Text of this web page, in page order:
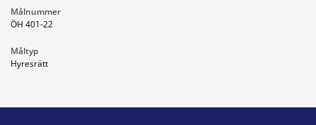
Målnummer
ÖH 401-22
Måltyp
Hyresrätt